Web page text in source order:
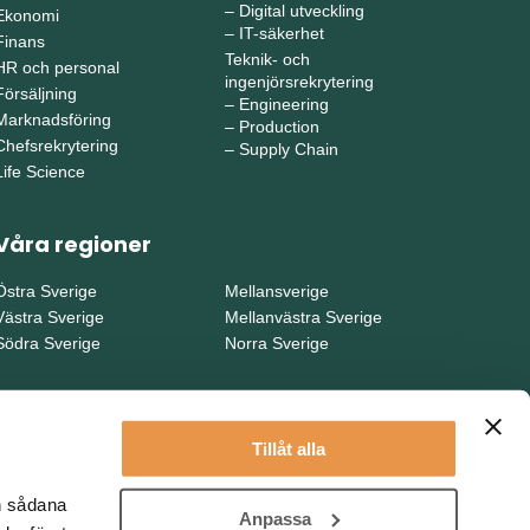
sådana
Tillåt alla
Anpassa
och personal
Science
– Digital utveckling
– IT-säkerhet
Teknik- och
ingenjörsrekrytering
– Engineering
– Production
– Supply Chain
regioner
Sverige
Sverige
Sverige
Mellansverige
Mellanvästra Sverige
Norra Sverige